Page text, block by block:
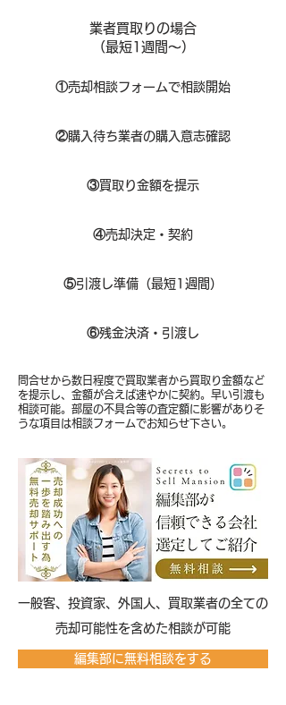
業者買取りの場合
（​最短1週間～）
①​売却相談フォームで相談開始
②購入待ち業者の購入意志確認
③買取り金額を提示
④売却決定・契約
⑤引渡し準備（最短1週間）
⑥残金決済・引渡し
問合せから数日程度で買取業者から買取り金額など
を提示し、金額が合えば速やかに契約。早い引渡も
相談可能。部屋の不具合等の査定額に影響がありそ
うな項目は相談フォームでお知らせ下さい。
​一般客、投資家、外国人、買取業者の全ての
売却可能性を含めた相談が可能
編集部に無料相談をする